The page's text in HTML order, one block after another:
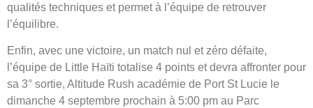
qualités techniques et permet à l’équipe de retrouver
l’équilibre.
Enfin, avec une victoire, un match nul et zéro défaite,
l’équipe de Little Haïti totalise 4 points et devra affronter pour
sa 3° sortie, Altitude Rush académie de Port St Lucie le
dimanche 4 septembre prochain à 5:00 pm au Parc